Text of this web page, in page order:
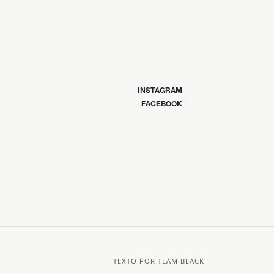
INSTAGRAM
FACEBOOK
TEXTO POR TEAM BLACK